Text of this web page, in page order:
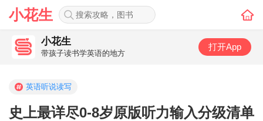
小花生
小花生
带孩子读书学英语的地方
打开App
英语听说读写
史上最详尽0-8岁原版听力输入分级清单